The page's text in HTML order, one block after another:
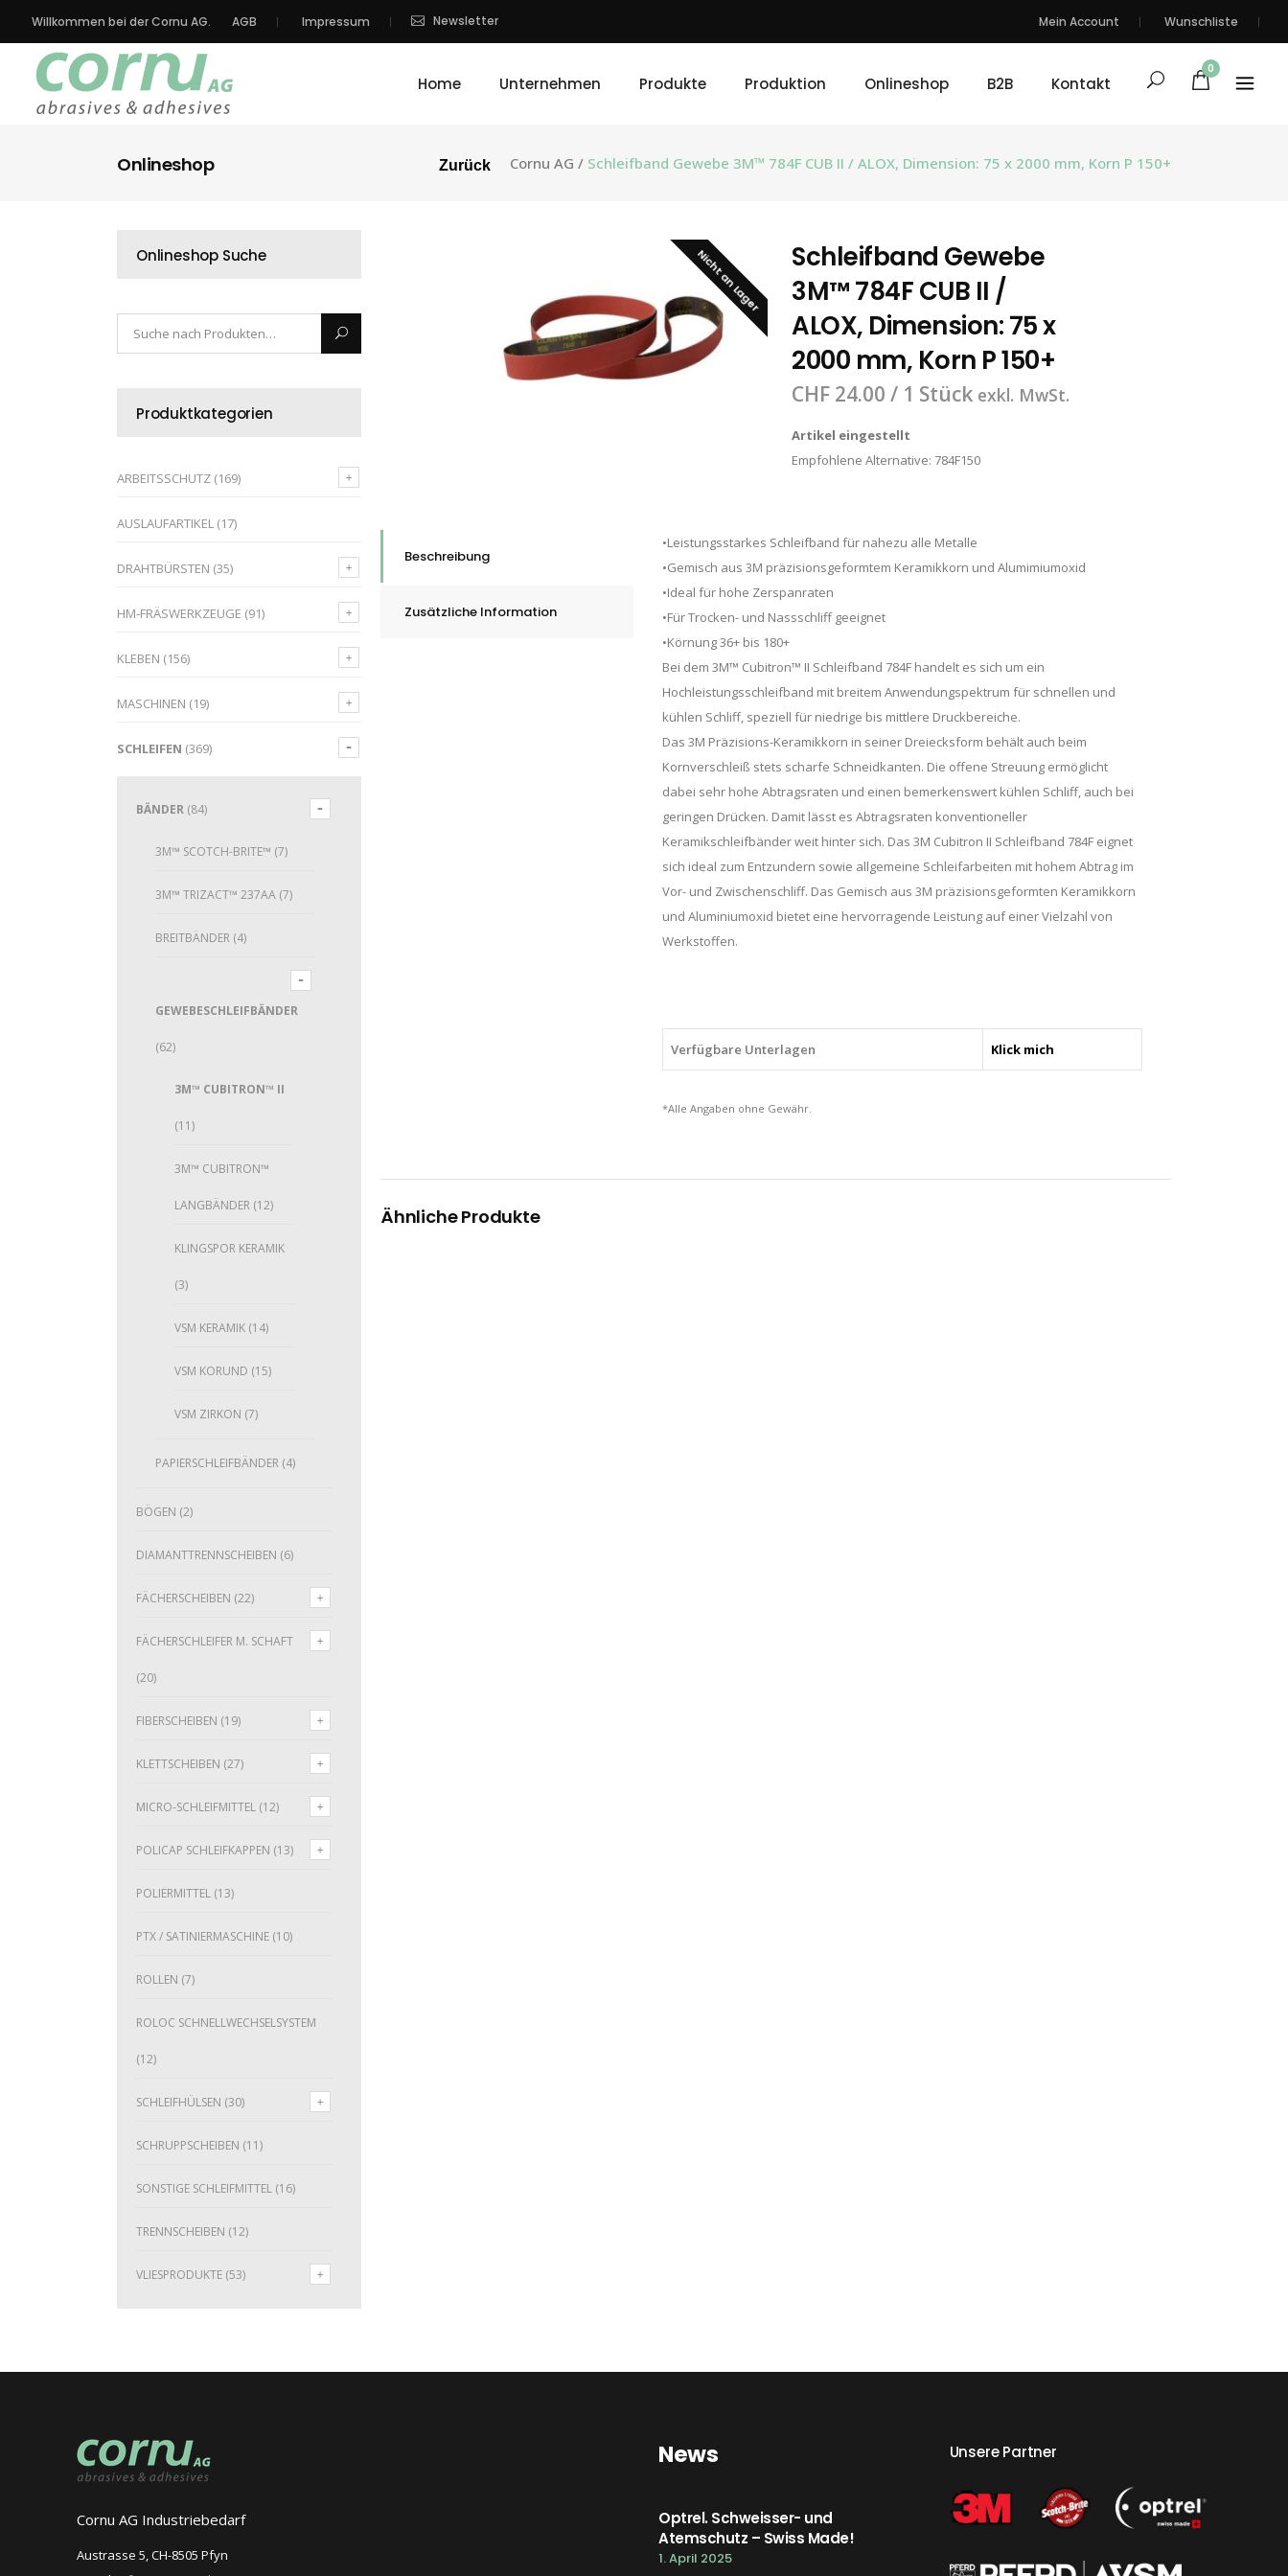
Willkommen bei der Cornu AG. AGB Impressum Newsletter Mein Account Wunschliste
Home Unternehmen Produkte Produktion Onlineshop B2B Kontakt
0
Onlineshop Cornu AG / Schleifband Gewebe 3M™ 784F CUB II / ALOX, Dimension: 75 x 2000 mm, Korn P 150+
Zurück
Onlineshop Suche
Produktkategorien
ARBEITSSCHUTZ (169)
AUSLAUFARTIKEL (17)
DRAHTBÜRSTEN (35)
HM-FRÄSWERKZEUGE (91)
KLEBEN (156)
MASCHINEN (19)
SCHLEIFEN (369)
BÄNDER (84)
3M™ SCOTCH-BRITE™ (7)
3M™ TRIZACT™ 237AA (7)
BREITBÄNDER (4)
GEWEBESCHLEIFBÄNDER
(62)
3M™ CUBITRON™ II
(11)
3M™ CUBITRON™
LANGBÄNDER (12)
KLINGSPOR KERAMIK
(3)
VSM KERAMIK (14)
VSM KORUND (15)
VSM ZIRKON (7)
PAPIERSCHLEIFBÄNDER (4)
BÖGEN (2)
DIAMANTTRENNSCHEIBEN (6)
FÄCHERSCHEIBEN (22)
FÄCHERSCHLEIFER M. SCHAFT
(20)
FIBERSCHEIBEN (19)
KLETTSCHEIBEN (27)
MICRO-SCHLEIFMITTEL (12)
POLICAP SCHLEIFKAPPEN (13)
POLIERMITTEL (13)
PTX / SATINIERMASCHINE (10)
ROLLEN (7)
ROLOC SCHNELLWECHSELSYSTEM
(12)
SCHLEIFHÜLSEN (30)
SCHRUPPSCHEIBEN (11)
SONSTIGE SCHLEIFMITTEL (16)
TRENNSCHEIBEN (12)
VLIESPRODUKTE (53)
Nicht an Lager
Schleifband Gewebe
3M™ 784F CUB II /
ALOX, Dimension: 75 x
2000 mm, Korn P 150+
CHF 24.00 / 1 Stück exkl. MwSt.
Artikel eingestellt
Empfohlene Alternative: 784F150
Beschreibung
Zusätzliche Information
•Leistungsstarkes Schleifband für nahezu alle Metalle
•Gemisch aus 3M präzisionsgeformtem Keramikkorn und Alumimiumoxid
•Ideal für hohe Zerspanraten
•Für Trocken- und Nassschliff geeignet
•Körnung 36+ bis 180+
Bei dem 3M™ Cubitron™ II Schleifband 784F handelt es sich um ein
Hochleistungsschleifband mit breitem Anwendungspektrum für schnellen und
kühlen Schliff, speziell für niedrige bis mittlere Druckbereiche.
Das 3M Präzisions-Keramikkorn in seiner Dreiecksform behält auch beim
Kornverschleiß stets scharfe Schneidkanten. Die offene Streuung ermöglicht
dabei sehr hohe Abtragsraten und einen bemerkenswert kühlen Schliff, auch bei
geringen Drücken. Damit lässt es Abtragsraten konventioneller
Keramikschleifbänder weit hinter sich. Das 3M Cubitron II Schleifband 784F eignet
sich ideal zum Entzundern sowie allgemeine Schleifarbeiten mit hohem Abtrag im
Vor- und Zwischenschliff. Das Gemisch aus 3M präzisionsgeformten Keramikkorn
und Aluminiumoxid bietet eine hervorragende Leistung auf einer Vielzahl von
Werkstoffen.
Verfügbare Unterlagen Klick mich
*Alle Angaben ohne Gewähr.
Ähnliche Produkte
Cornu AG Industriebedarf
Austrasse 5, CH-8505 Pfyn
News
Optrel. Schweisser- und
Atemschutz – Swiss Made!
1. April 2025
Unsere Partner